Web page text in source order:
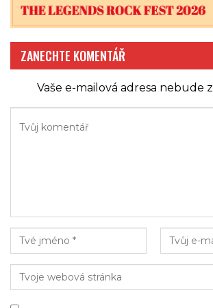
umělecké a instrumentální výkony jsou
úrovni. Hlas zpěvačky Noy Gruman
svou jemnou čistotou, operní silou i
Gruman navíc byla hlavní zpěvačkou a
Legendary Tour.
Nenechte si ujít tento jedinečný metalový
v kempech, vč. luxusního stanového
VILLAGE a parkování, objednávejte
Vstupenky – výběr | Metalfest Open Air
ZANECHTE KOMENTÁŘ
Vaše e-mailová adresa nebude